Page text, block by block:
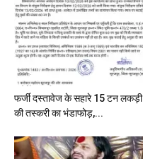
फर्जी दस्तावेज के सहारे 15 टन लकड़ी
की तस्करी का भंडाफोड़,...